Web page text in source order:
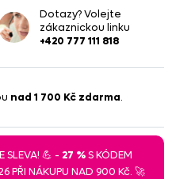
Dotazy? Volejte
zákaznickou linku
+420 777 111 818
nad 1 700 Kč zdarma.
SLEVA! 💪 - 27 %S KÓDEM
PŘI NÁKUPU NAD 900 Kč. 🚀